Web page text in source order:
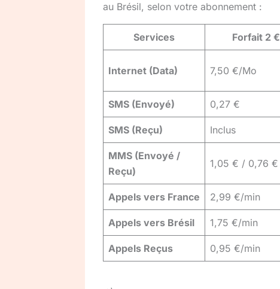
au Brésil, selon votre abonnement :
Services Forfait 2 €
Internet (Data) 7,50 €/Mo
SMS (Envoyé) 0,27 €
SMS (Reçu) Inclus
MMS (Envoyé /
Reçu)
1,05 € / 0,76 €
Appels vers France 2,99 €/min
Appels vers Brésil 1,75 €/min
Appels Reçus 0,95 €/min